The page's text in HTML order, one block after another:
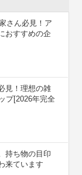
さん必見！ア
おすすめの企
見！理想の雑
プ[2026年完全
持ち物の目印
来ています